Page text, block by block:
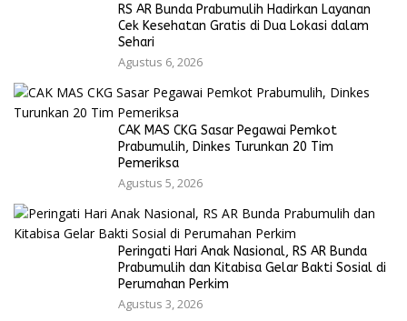
RS AR Bunda Prabumulih Hadirkan Layanan
Cek Kesehatan Gratis di Dua Lokasi dalam
Sehari
Agustus 6, 2026
CAK MAS CKG Sasar Pegawai Pemkot
Prabumulih, Dinkes Turunkan 20 Tim
Pemeriksa
Agustus 5, 2026
Peringati Hari Anak Nasional, RS AR Bunda
Prabumulih dan Kitabisa Gelar Bakti Sosial di
Perumahan Perkim
Agustus 3, 2026